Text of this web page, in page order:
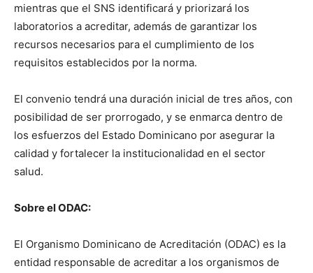
mientras que el SNS identificará y priorizará los
laboratorios a acreditar, además de garantizar los
recursos necesarios para el cumplimiento de los
requisitos establecidos por la norma.
El convenio tendrá una duración inicial de tres años, con
posibilidad de ser prorrogado, y se enmarca dentro de
los esfuerzos del Estado Dominicano por asegurar la
calidad y fortalecer la institucionalidad en el sector
salud.
Sobre el ODAC:
El Organismo Dominicano de Acreditación (ODAC) es la
entidad responsable de acreditar a los organismos de